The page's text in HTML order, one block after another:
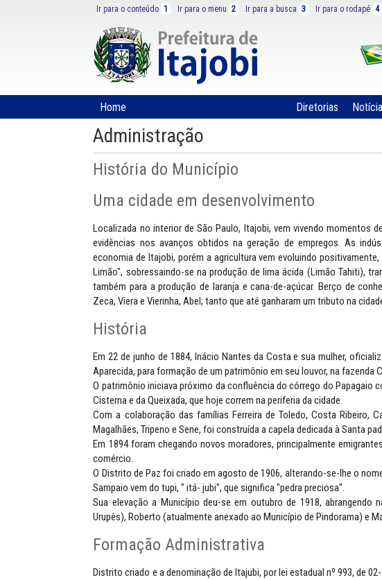
Ir para o conteúdo 1 Ir para o menu 2 Ir para a busca 3 Ir para o rodapé 4
Home Diretorias
Administração
História do Município
Uma cidade em desenvolvimento
Localizada no interior de São Paulo, Itajobi, vem vivendo momentos
evidências nos avanços obtidos na geração de empregos. As
economia de Itajobi, porém a agricultura vem evoluindo
Limão", sobressaindo-se na produção de lima ácida (Limão Tahiti),
também para a produção de laranja e cana-de-açúcar. Berço de
Zeca, Viera e Vierinha, Abel; tanto que até ganharam um tributo na
História
Em 22 de junho de 1884, Inácio Nantes da Costa e sua mulher,
Aparecida, para formação de um patrimônio em seu louvor, na fazenda
O patrimônio iniciava próximo da confluência do córrego do
Cisterna e da Queixada, que hoje correm na periferia da cidade.
Com a colaboração das famílias Ferreira de Toledo, Costa Ribeiro,
Magalhães, Tripeno e Sene, foi construída a capela dedicada à Santa
Em 1894 foram chegando novos moradores, principalmente
comércio.
O Distrito de Paz foi criado em agosto de 1906, alterando-se-lhe o
Sampaio vem do tupi, " itá- jubi", que significa "pedra preciosa".
Sua elevação a Município deu-se em outubro de 1918,
Urupês), Roberto (atualmente anexado ao Município de Pindorama) e
Formação Administrativa
Distrito criado e a denominação de Itajubi, por lei estadual nº 993, de